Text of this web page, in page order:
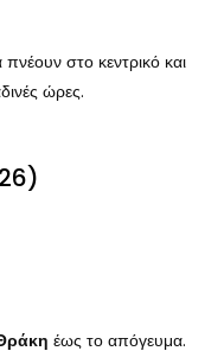
στο κεντρικό και
ώρες.
έως το απόγευμα.